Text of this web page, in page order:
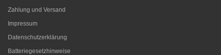
Zahlung und Versand
Impressum
Datenschutzerklärung
Batteriegesetzhinweise